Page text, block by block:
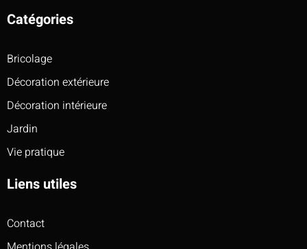
Catégories
Bricolage
Décoration extérieure
Décoration intérieure
Jardin
Vie pratique
Liens utiles
Contact